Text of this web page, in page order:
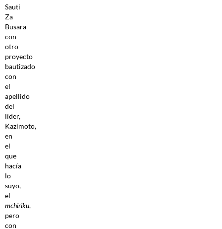
Sauti
Za
Busara
con
otro
proyecto
bautizado
con
el
apellido
del
líder,
Kazimoto,
en
el
que
hacía
lo
suyo,
el
mchiriku,
pero
con